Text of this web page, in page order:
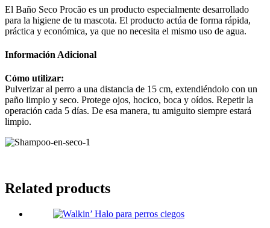
El Baño Seco Procão es un producto especialmente desarrollado
para la higiene de tu mascota. El producto actúa de forma rápida,
práctica y económica, ya que no necesita el mismo uso de agua.
Información Adicional
Cómo utilizar:
Pulverizar al perro a una distancia de 15 cm, extendiéndolo con un
paño limpio y seco. Protege ojos, hocico, boca y oídos. Repetir la
operación cada 5 días. De esa manera, tu amiguito siempre estará
limpio.
Related products